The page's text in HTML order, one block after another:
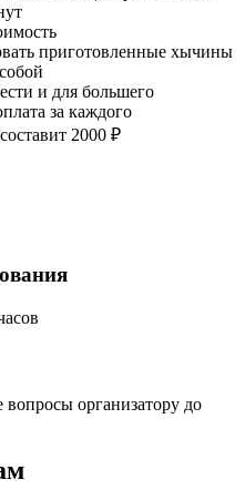
приготовленные хычины
и для большего
за каждого
2000 ₽
организатору до